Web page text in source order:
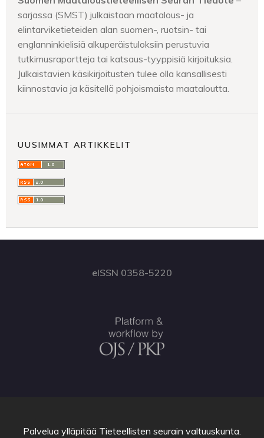
sarjassa (SMST) julkaistaan maatalous- ja
elintarviketieteiden alan suomen-, ruotsin- tai
englanninkielisiä alkuperäistuloksiin perustuvia
tutkimusraportteja tai katsaus-tyyppisiä kirjoituksia.
Julkaistavien käsikirjoitusten tulee olla kansallisesti
kiinnostavia ja käsitellä pohjoismaista maataloutta.
UUSIMMAT ARTIKKELIT
eISSN 0358-5220
Palvelua ylläpitää Tieteellisten seurain valtuuskunta.